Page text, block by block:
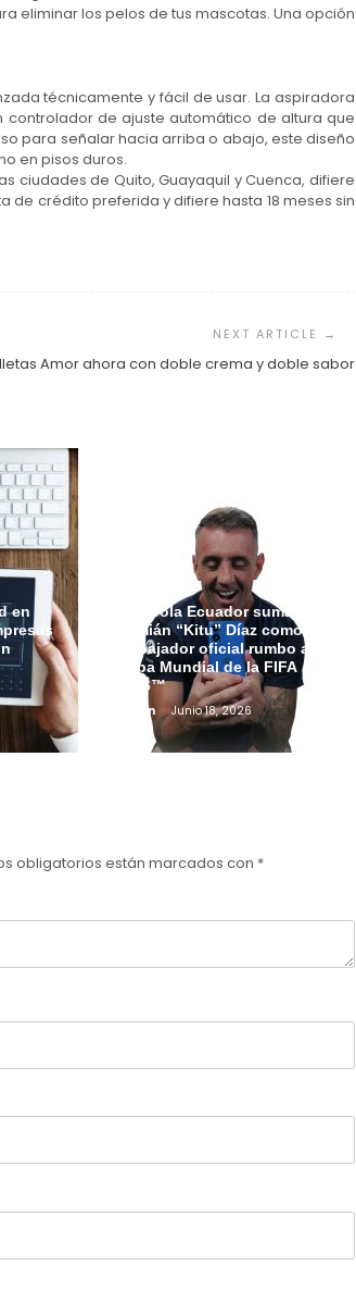
eliminar los pelos de tus mascotas. Una opción
técnicamente y fácil de usar. La aspiradora
de ajuste automático de altura que
para señalar hacia arriba o abajo, este diseño
en pisos duros.
ciudades de Quito, Guayaquil y Cuenca, difiere
de crédito preferida y difiere hasta 18 meses sin
Amor ahora con doble crema y doble sabor
en
Motorola Ecuador suma a
Damián “Kitu” Díaz como
embajador oficial rumbo a la
Copa Mundial de la FIFA
2026™
Admin Junio 18, 2026
obligatorios están marcados con *